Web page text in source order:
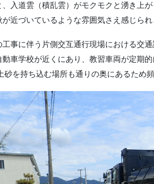
、入道雲（積乱雲）がモクモクと湧き上
近づいているような雰囲気さえ感じられ
事に伴う片側交互通行現場における交通
動車学校が近くにあり、教習車両が定期
砂を持ち込む場所も通りの奥にあるため